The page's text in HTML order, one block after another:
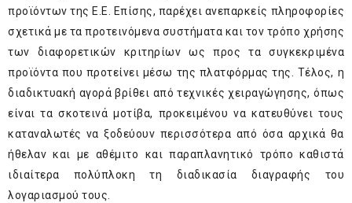
προϊόντων της Ε.Ε. Επίσης, παρέχει ανεπαρκείς πληροφορίες
σχετικά με τα προτεινόμενα συστήματα και τον τρόπο χρήσης
των διαφορετικών κριτηρίων ως προς τα συγκεκριμένα
προϊόντα που προτείνει μέσω της πλατφόρμας της. Τέλος, η
διαδικτυακή αγορά βρίθει από τεχνικές χειραγώγησης, όπως
είναι τα σκοτεινά μοτίβα, προκειμένου να κατευθύνει τους
καταναλωτές να ξοδεύουν περισσότερα από όσα αρχικά θα
ήθελαν και με αθέμιτο και παραπλανητικό τρόπο καθιστά
ιδιαίτερα πολύπλοκη τη διαδικασία διαγραφής του
λογαριασμού τους.